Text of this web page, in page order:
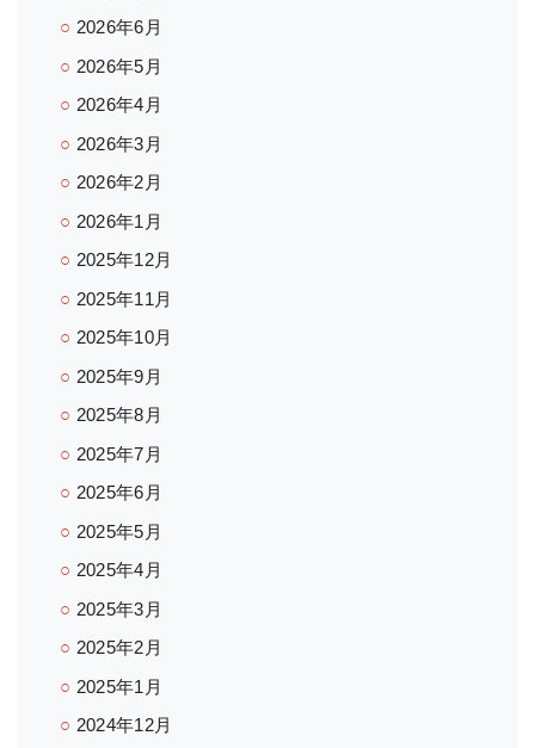
2026年6月
2026年5月
2026年4月
2026年3月
2026年2月
2026年1月
2025年12月
2025年11月
2025年10月
2025年9月
2025年8月
2025年7月
2025年6月
2025年5月
2025年4月
2025年3月
2025年2月
2025年1月
2024年12月